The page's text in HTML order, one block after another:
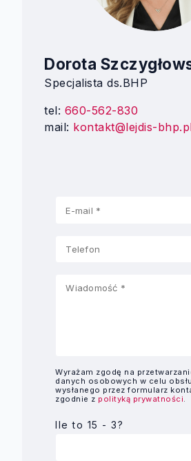
Dorota
Specjalista ds.BHP
tel: 660-562-830
mail: kontakt@lejdis-
Wyrażam zgodę na
danych osobowych w celu
wysłanego przez formularz
zgodnie z polityką prywatności.
Ile to 15 - 3?